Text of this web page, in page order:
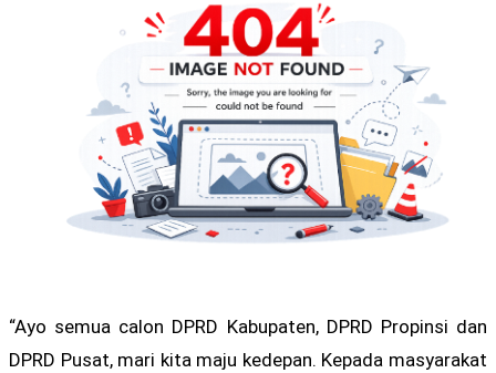
“Ayo semua calon DPRD Kabupaten, DPRD Propinsi dan
DPRD Pusat, mari kita maju kedepan. Kepada masyarakat